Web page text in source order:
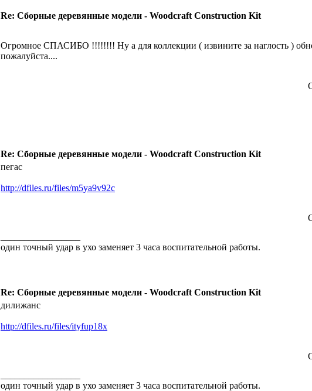
Re: Сборные деревянные модели - Woodcraft Construction Kit
Огромное СПАСИБО !!!!!!!! Ну а для коллекции ( извините за наглость )
пожалуйста....
Re: Сборные деревянные модели - Woodcraft Construction Kit
пегас
http://dfiles.ru/files/m5ya9v92c
один точный удар в ухо заменяет 3 часа воспитательной работы.
Re: Сборные деревянные модели - Woodcraft Construction Kit
дилижанс
http://dfiles.ru/files/ityfup18x
один точный удар в ухо заменяет 3 часа воспитательной работы.